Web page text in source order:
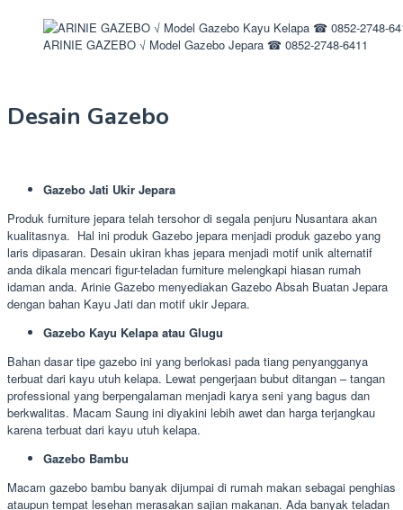
ARINIE GAZEBO √ Model Gazebo Jepara ☎ 0852-2748-6411
Desain Gazebo
Gazebo Jati Ukir Jepara
Produk furniture jepara telah tersohor di segala penjuru Nusantara akan
kualitasnya. Hal ini produk Gazebo jepara menjadi produk gazebo yang
laris dipasaran. Desain ukiran khas jepara menjadi motif unik alternatif
anda dikala mencari figur-teladan furniture melengkapi hiasan rumah
idaman anda. Arinie Gazebo menyediakan Gazebo Absah Buatan Jepara
dengan bahan Kayu Jati dan motif ukir Jepara.
Gazebo Kayu Kelapa atau Glugu
Bahan dasar tipe gazebo ini yang berlokasi pada tiang penyangganya
terbuat dari kayu utuh kelapa. Lewat pengerjaan bubut ditangan – tangan
professional yang berpengalaman menjadi karya seni yang bagus dan
berkwalitas. Macam Saung ini diyakini lebih awet dan harga terjangkau
karena terbuat dari kayu utuh kelapa.
Gazebo Bambu
Macam gazebo bambu banyak dijumpai di rumah makan sebagai penghias
ataupun tempat lesehan merasakan sajian makanan. Ada banyak teladan